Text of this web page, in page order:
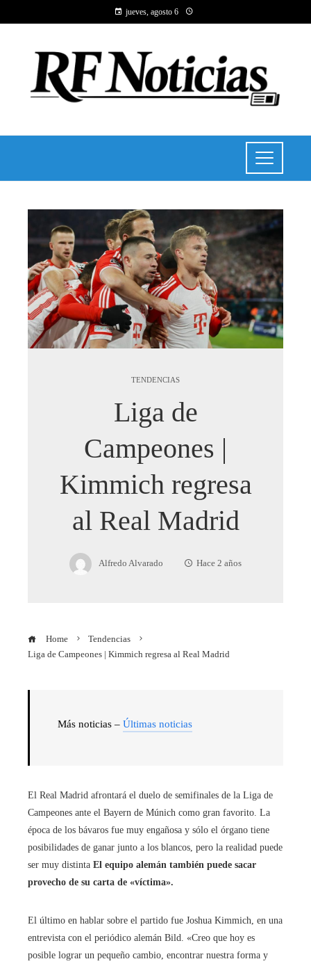
jueves, agosto 6
TENDENCIAS
Liga de
Campeones |
Kimmich regresa
al Real Madrid
Alfredo Alvarado Hace 2 años
Home
Tendencias
Liga de Campeones | Kimmich regresa al Real Madrid
Más noticias – Últimas noticias
El Real Madrid afrontará el duelo de semifinales de la Liga de
Campeones ante el Bayern de Múnich como gran favorito. La
época de los bávaros fue muy engañosa y sólo el órgano tiene
posibilidades de ganar junto a los blancos, pero la realidad puede
ser muy distinta El equipo alemán también puede sacar
provecho de su carta de «víctima».
El último en hablar sobre el partido fue Joshua Kimmich, en una
entrevista con el periódico alemán Bild. «Creo que hoy es
posible lograr un pequeño cambio, encontrar nuestra forma y